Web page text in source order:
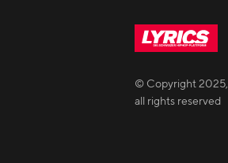
© Copyright2025,
all rights reserved